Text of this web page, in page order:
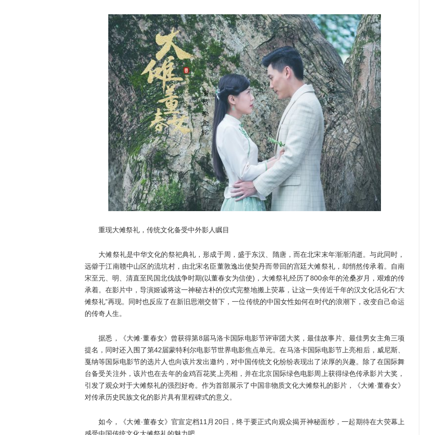
重现大傩祭礼，传统文化备受中外影人瞩目
大傩祭礼是中华文化的祭祀典礼，形成于周，盛于东汉、隋唐，而在北宋末年渐渐消逝。与此同时，
远僻于江南赣中山区的流坑村，由北宋名臣董敦逸出使契丹而带回的宫廷大傩祭礼，却悄然传承着。自南
宋至元、明、清直至民国北伐战争时期(以董春女为信使)，大傩祭礼经历了800余年的沧桑岁月，艰难的传
承着。在影片中，导演姬诚将这一神秘古朴的仪式完整地搬上荧幕，让这一失传近千年的汉文化活化石“大
傩祭礼”再现。同时也反应了在新旧思潮交替下，一位传统的中国女性如何在时代的浪潮下，改变自己命运
的传奇人生。
据悉，《大傩·董春女》曾获得第8届马洛卡国际电影节评审团大奖，最佳故事片、最佳男女主角三项
提名，同时还入围了第42届蒙特利尔电影节世界电影焦点单元。在马洛卡国际电影节上亮相后，威尼斯、
戛纳等国际电影节的选片人也向该片发出邀约，对中国传统文化纷纷表现出了浓厚的兴趣。除了在国际舞
台备受关注外，该片也在去年的金鸡百花奖上亮相，并在北京国际绿色电影周上获得绿色传承影片大奖，
引发了观众对于大傩祭礼的强烈好奇。作为首部展示了中国非物质文化大傩祭礼的影片，《大傩·董春女》
对传承历史民族文化的影片具有里程碑式的意义。
如今，《大傩·董春女》官宣定档11月20日，终于要正式向观众揭开神秘面纱，一起期待在大荧幕上